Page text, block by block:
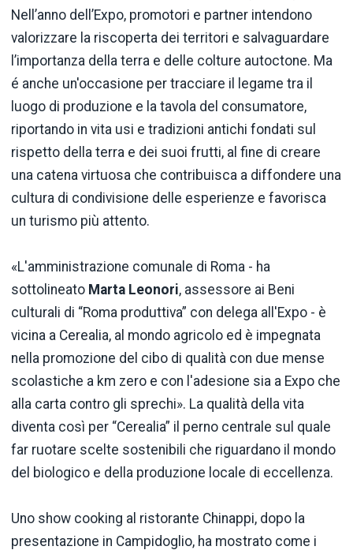
Nell’anno dell’Expo, promotori e partner intendono
valorizzare la riscoperta dei territori e salvaguardare
l’importanza della terra e delle colture autoctone. Ma
é anche un'occasione per tracciare il legame tra il
luogo di produzione e la tavola del consumatore,
riportando in vita usi e tradizioni antichi fondati sul
rispetto della terra e dei suoi frutti, al fine di creare
una catena virtuosa che contribuisca a diffondere una
cultura di condivisione delle esperienze e favorisca
un turismo più attento.
«L'amministrazione comunale di Roma - ha
sottolineato Marta Leonori, assessore ai Beni
culturali di “Roma produttiva” con delega all'Expo - è
vicina a Cerealia, al mondo agricolo ed è impegnata
nella promozione del cibo di qualità con due mense
scolastiche a km zero e con l'adesione sia a Expo che
alla carta contro gli sprechi». La qualità della vita
diventa così per “Cerealia” il perno centrale sul quale
far ruotare scelte sostenibili che riguardano il mondo
del biologico e della produzione locale di eccellenza.
Uno show cooking al ristorante Chinappi, dopo la
presentazione in Campidoglio, ha mostrato come i